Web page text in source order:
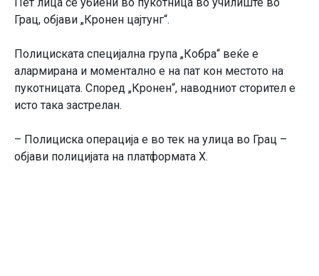
Грац, објави „Кронен цајтунг“.
Полициската специјална група „Кобра“ веќе е
алармирана и моментално е на пат кон местото на
пукотницата. Според „Кронен“, наводниот сторител е
исто така застрелан.
– Полициска операција е во тек на улица во Грац –
објави полицијата на платформата X.